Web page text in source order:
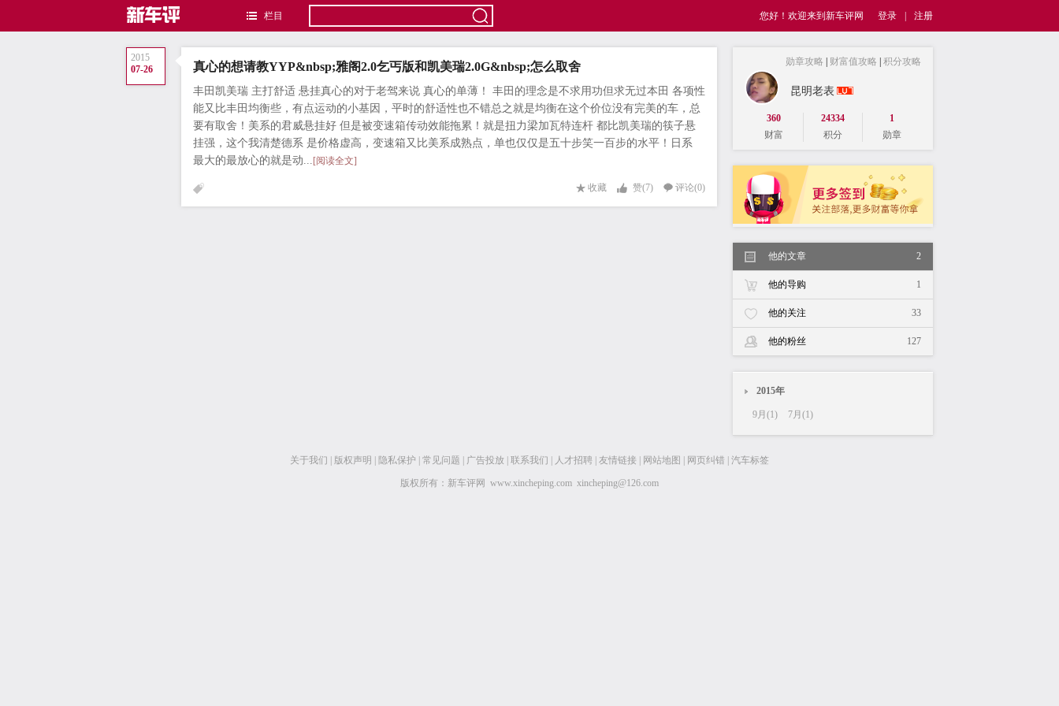
栏目 您好！欢迎来到新车评网 登录 注册
2015
07-26
真心的想请教YYP&nbsp;雅阁2.0乞丐版和凯美瑞2.0G&nbsp;怎么取舍
丰田凯美瑞 主打舒适 悬挂真心的对于老驾来说 真心的单薄！ 丰田的理念是不求用功但求无过本田 各项性
能又比丰田均衡些，有点运动的小基因，平时的舒适性也不错总之就是均衡在这个价位没有完美的车，总
要有取舍！美系的君威悬挂好 但是被变速箱传动效能拖累！就是扭力梁加瓦特连杆 都比凯美瑞的筷子悬
挂强，这个我清楚德系 是价格虚高，变速箱又比美系成熟点，单也仅仅是五十步笑一百步的水平！日系
最大的最放心的就是动... [阅读全文]
收藏 赞(7) 评论(0)
勋章攻略 财富值攻略 积分攻略
昆明老表
360
财富
24334
积分
1
勋章
2
他的文章
1
他的导购
33
他的关注
127
他的粉丝
2015年
9月(1) 7月(1)
关于我们 版权声明 隐私保护 常见问题 广告投放 联系我们 人才招聘 友情链接 网站地图 网页纠错 汽车标签
版权所有：新车评网 www.xincheping.com xincheping@126.com